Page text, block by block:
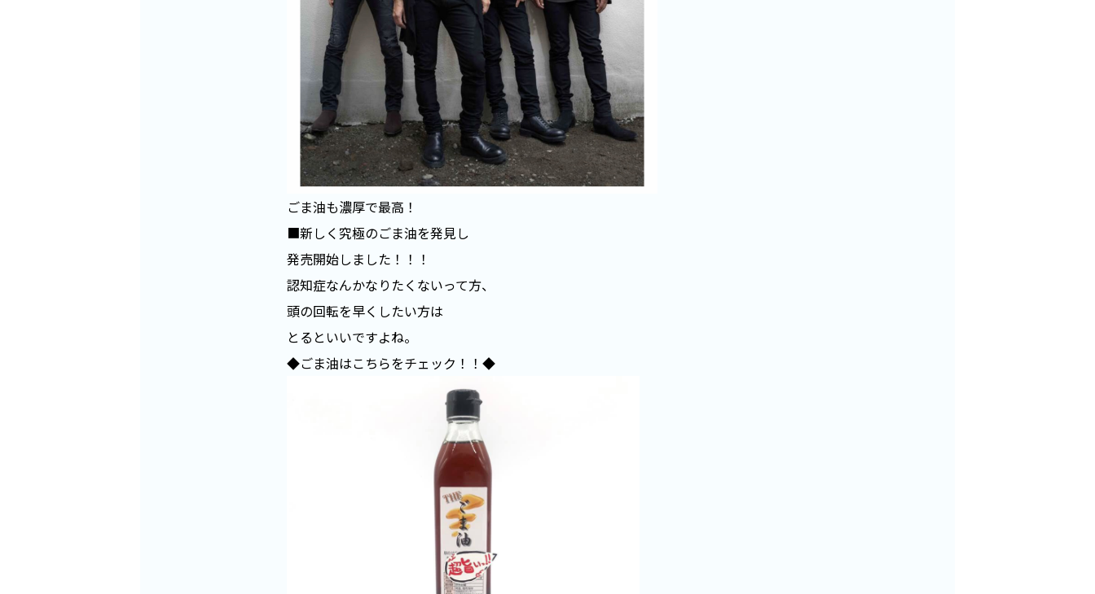
ごま油も濃厚で最高！
■新しく究極のごま油を発見し
発売開始しました！！！
認知症なんかなりたくないって方、
頭の回転を早くしたい方は
とるといいですよね。
◆ごま油はこちらをチェック！！◆